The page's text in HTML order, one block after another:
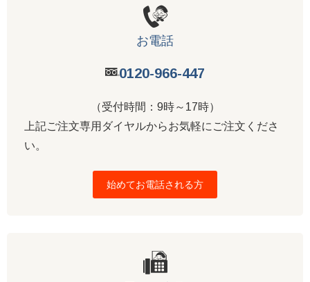
お電話
0120-966-447
（受付時間：9時～17時）
上記ご注文専用ダイヤルからお気軽にご注文くださ
い。
始めてお電話される方